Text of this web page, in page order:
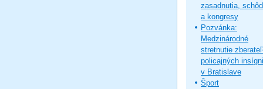
zasadnutia,
a kongresy
Pozvánka:
Medzinárodné
stretnutie
policajných
v Bratislave
Šport